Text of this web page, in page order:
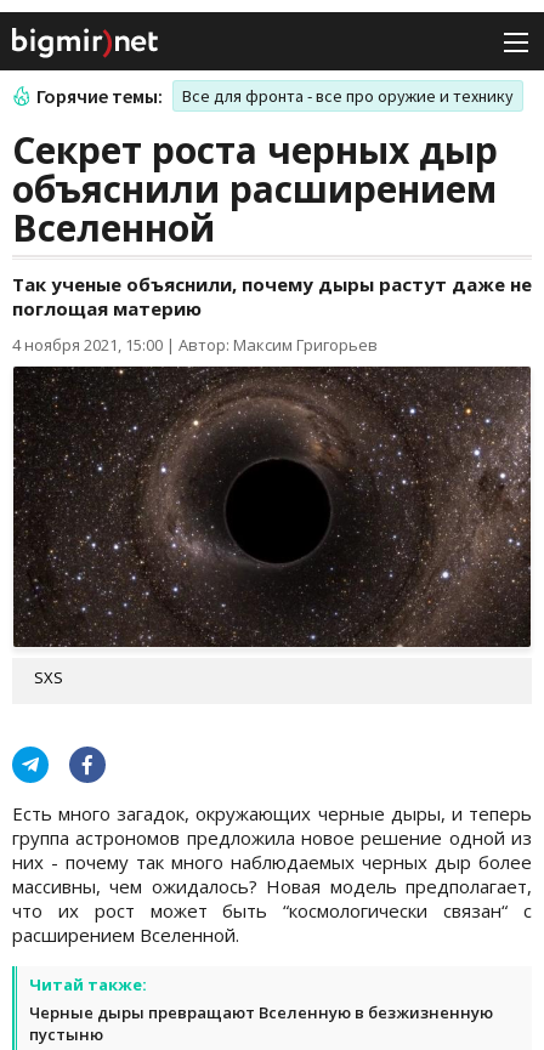
Горячие темы: Все для фронта - все про оружие и технику
Секрет роста черных дыр
объяснили расширением
Вселенной
Так ученые объяснили, почему дыры растут даже не
поглощая материю
4 ноября 2021, 15:00 | Автор: Максим Григорьев
SXS
Есть много загадок, окружающих черные дыры, и теперь
группа астрономов предложила новое решение одной из
них - почему так много наблюдаемых черных дыр более
массивны, чем ожидалось? Новая модель предполагает,
что их рост может быть “космологически связан“ с
расширением Вселенной.
Читай также:
Черные дыры превращают Вселенную в безжизненную
пустыню